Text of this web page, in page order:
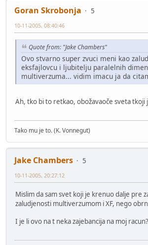
Goran Skrobonja
5
10-11-2005, 08:40:46
Quote from: "Jake Chambers"
Ovo stvarno super zvuci meni kao
eksfajlovcu i ljubitelju paralelnih
multiverzuma... vidim imacu ja da
Ah, tko bi to retkao, obožavaoče sveta tkoji
Tako mu je to. (K. Vonnegut)
Jake Chambers
5
10-11-2005, 20:27:12
Mislim da sam svet koji je krenuo dalje pre
zaludjenosti multiverzumom i XF, nego
I je li ovo na t neka zajebancija na moj racun?